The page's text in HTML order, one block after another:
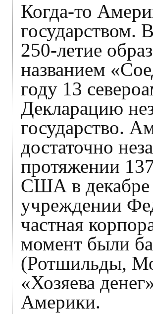
Когда-то
государством.
250-летие
названием
году 13
Декларацию
государство.
достаточно
протяжении
США в декабре
учреждении
частная
момент были
(Ротшильды,
«Хозяева
Америки.